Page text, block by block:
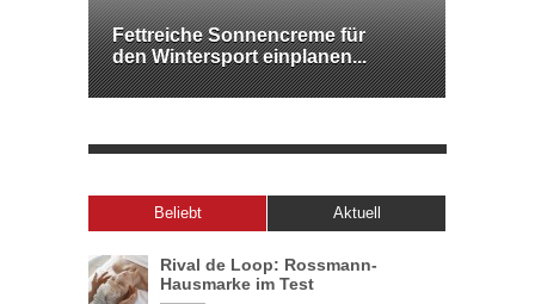
Fettreiche Sonnencreme für
den Wintersport einplanen...
Beliebt Aktuell
Rival de Loop: Rossmann-
Hausmarke im Test